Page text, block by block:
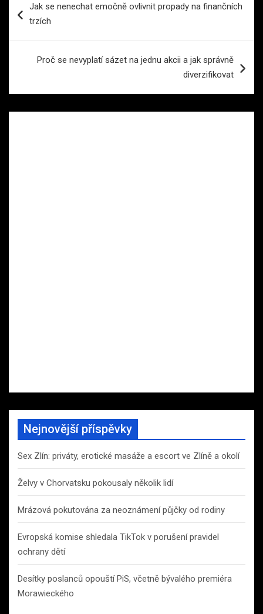
proJak se nenechat emočně ovlivnit propady na finančních
trzích
Proč se nevyplatí sázet na jednu akcii a jak správně
diverzifikovat
Nejnovější příspěvky
Sex Zlín: priváty, erotické masáže a escort ve Zlíně a okolí
Želvy v Chorvatsku pokousaly několik lidí
Mrázová pokutována za neoznámení půjčky od rodiny
Evropská komise shledala TikTok v porušení pravidel
ochrany dětí
Desítky poslanců opouští PiS, včetně bývalého premiéra
Morawieckého